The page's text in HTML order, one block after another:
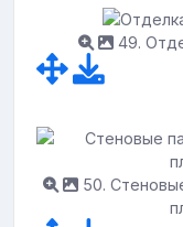
49.
50.